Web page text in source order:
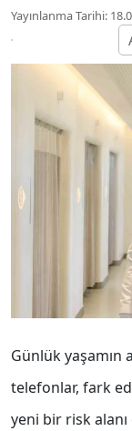
Yayınlanma Tarihi:
Günlük yaşamın
telefonlar, fark
yeni bir risk